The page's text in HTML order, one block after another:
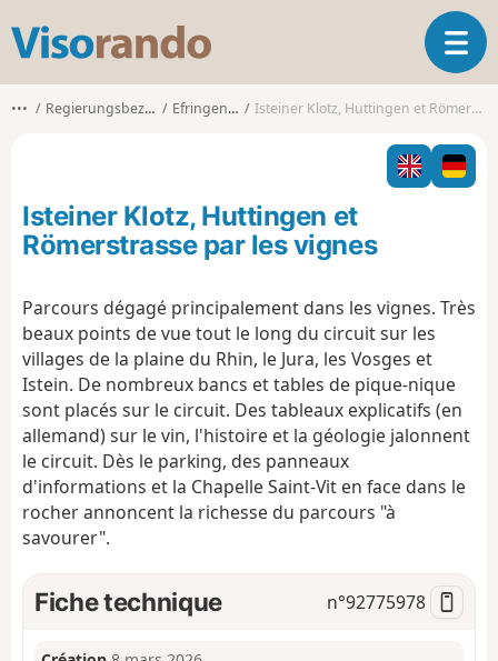
s
o
o
O
u
i
r
l
i
i
n
••• Regierungsbezirk Freiburg Efringen-Kirchen Isteiner Klotz, Huttingen et Römerstrasse par les vignes
Isteiner Klotz, Huttingen et
Römerstrasse par les vignes
Parcours dégagé principalement dans les vignes. Très
beaux points de vue tout le long du circuit sur les
villages de la plaine du Rhin, le Jura, les Vosges et
Istein. De nombreux bancs et tables de pique-nique
sont placés sur le circuit. Des tableaux explicatifs (en
allemand) sur le vin, l'histoire et la géologie jalonnent
le circuit. Dès le parking, des panneaux
d'informations et la Chapelle Saint-Vit en face dans le
rocher annoncent la richesse du parcours "à
savourer".
Fiche technique n°92775978